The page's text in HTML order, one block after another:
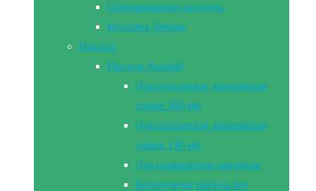
Оцинкованные кессоны
Кессоны Земляк
Насосы
Насосы Aquario
Для отопления, монтажная
длина 180 мм
Для отопления, монтажная
длина 130 мм
Для повышения давления
Колодезные насосы без